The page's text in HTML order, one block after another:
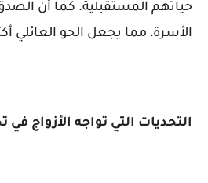
حياتهم المستقبلية. كما أن الصدق
الأسرة، مما يجعل الجو العائلي
التحديات التي تواجه الأزواج